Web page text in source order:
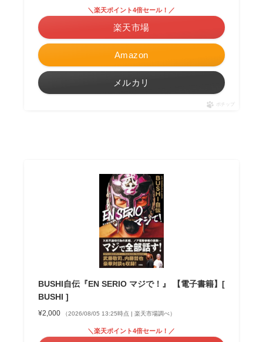
Amazon
＼楽天ポイント4倍セール！／
楽天市場
メルカリ
ポチップ
BUSHI自伝『EN SERIO マジで！』 【電子書籍】[
BUSHI ]
¥2,000 （2026/08/05 13:25時点 | 楽天市場調べ）
＼楽天ポイント4倍セール！／